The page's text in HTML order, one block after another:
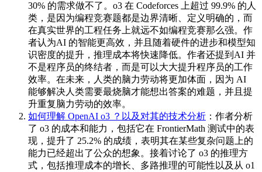
30% 的需求做不了。o3 在 Codeforces 上超过 99.9% 的人
类，是因为编程竞赛题都是边界清晰、定义明确的，而
在真实世界的工程任务上就远不如编程竞赛那么强。作
者认为AI 的智能更高效，并且随着硬件的进步和模型知
识密度的提升，推理成本将快速降低。作者还提到AI 并
不是程序员的终结者，而是可以大大提升程序员的工作
效率。在未来，人类的脑力劳动将更加体面，因为 AI
能够解决人类需要最烧脑才能想出答案的难题，并且提
升重复脑力劳动的效率。
如何理解 OpenAI o3 ？以及对其的技术分析 ：作者分析
了 o3 的成本和能力，包括它在 FrontierMath 测试中的表
现，提升了 25.2% 的成绩，表明其在某些复杂问题上的
能力已经超出了公众的想象。接着讨论了 o3 的推理方
式，包括推理成本的增长、多路推理的可能性以及从 o1